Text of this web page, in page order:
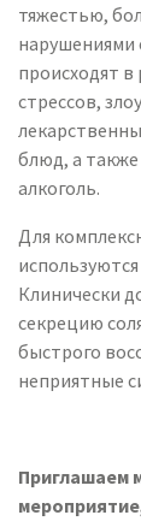
тяжестью,
нарушениями
происходят
стрессов,
блюд, а
алкоголь.
Для
Клинически
секрецию
быстрого
неприятные
Приглашаем